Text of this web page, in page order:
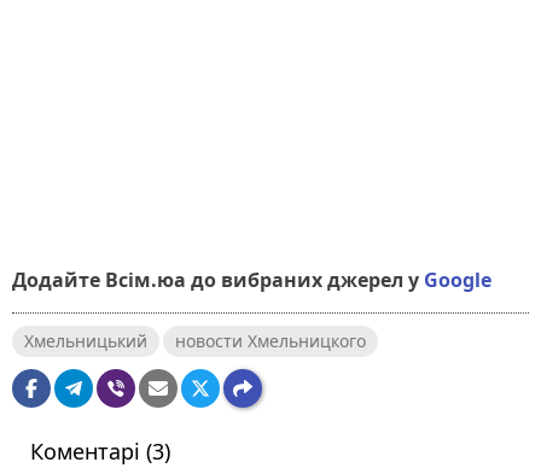
Додайте Всім.юа до вибраних джерел у Google
Хмельницький новости Хмельницкого
Коментарі (3)